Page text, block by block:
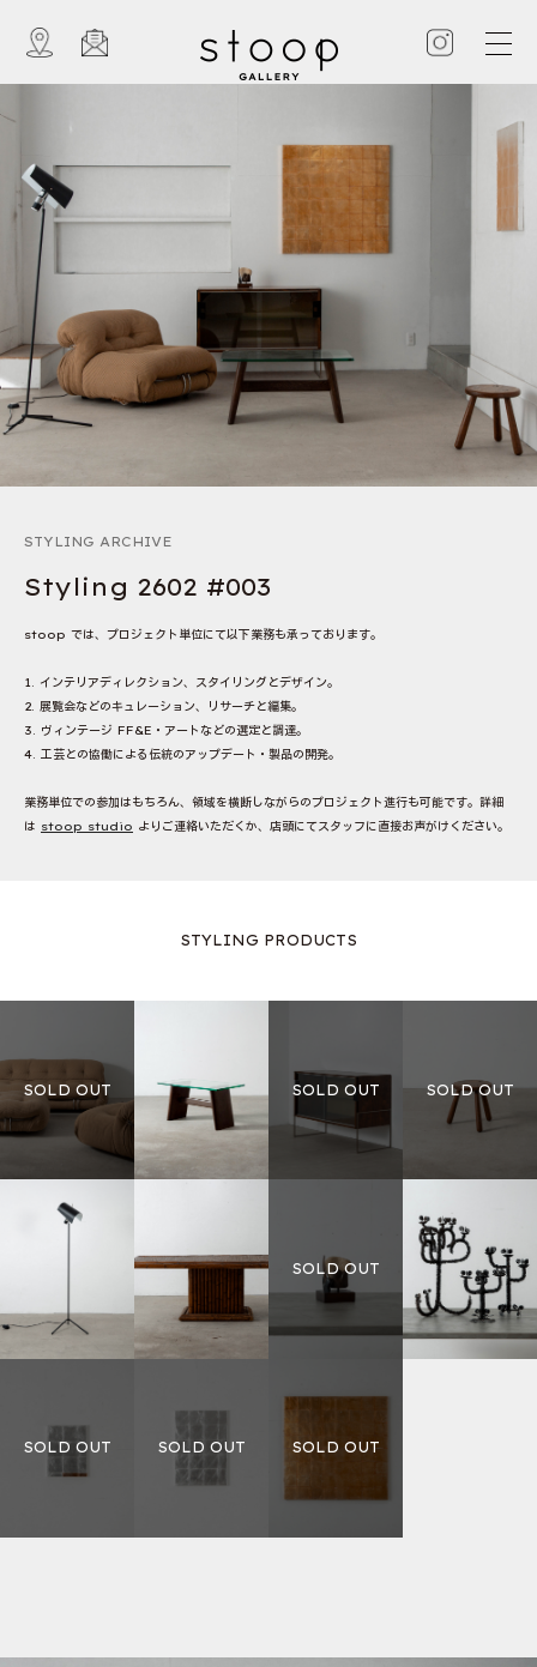
STYLING ARCHIVE
Styling 2602 #003
stoop では、プロジェクト単位にて以下業務も承っております。
1. インテリアディレクション、スタイリングとデザイン。
2. 展覧会などのキュレーション、リサーチと編集。
3. ヴィンテージ FF&E・アートなどの選定と調達。
4. 工芸との協働による伝統のアップデート・製品の開発。
業務単位での参加はもちろん、領域を横断しながらのプロジェクト進行も可能です。詳細
は stoop studio よりご連絡いただくか、店頭にてスタッフに直接お声がけください。
STYLING PRODUCTS